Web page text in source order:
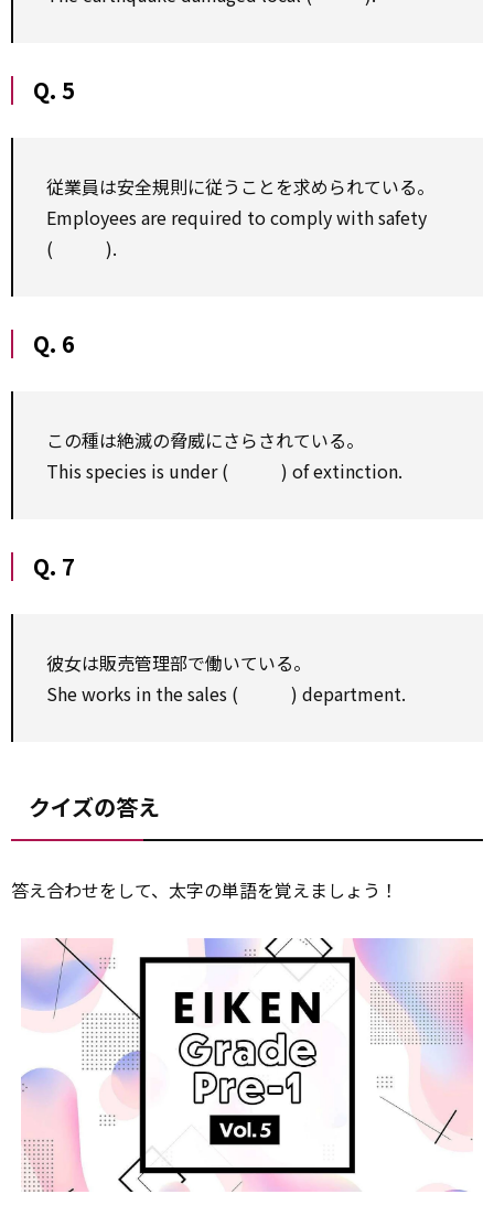
Q. 5
従業員は安全規則に従うことを求められている。
Employees are required to comply with safety
( ).
Q. 6
この種は絶滅の脅威にさらされている。
This species is under ( ) of extinction.
Q. 7
彼女は販売管理部で働いている。
She works in the sales ( ) department.
クイズの答え
答え合わせをして、太字の単語を覚えましょう！